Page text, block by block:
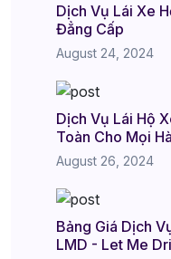
Dịch Vụ Lái Xe
Đẳng Cấp
August 24, 2024
Dịch Vụ Lái Hộ
Toàn Cho Mọi
August 26, 2024
Bảng Giá Dịch
LMD - Let Me